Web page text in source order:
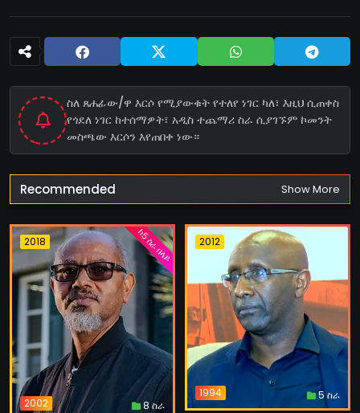
ስለ ጸሐፊው/ዋ እርሶ የሚያውቁት የተለየ ነገር ካለ፣ እዚህ ሲጠቀስ
የጎደለ ነገር ከተሰማዎት፣ አዲስ ተጨማሪ ስራ ሲያገኙም ኮመንት
መስጫው እርሶን እየጠበቀ ነው።
Recommended Show More
2018
2002 8 ስራ
ከ5 ስራ በላይ 2012
1994 5 ስራ